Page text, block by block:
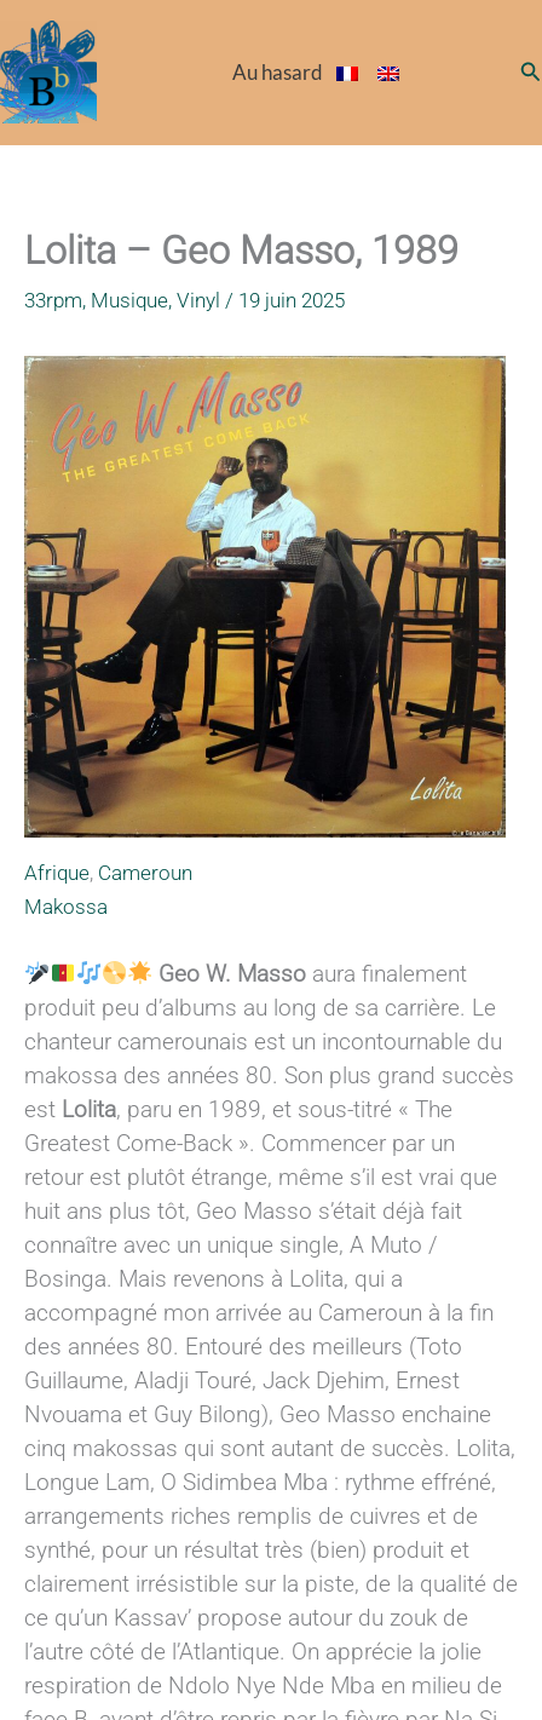
au
contenu
Au hasard
Lolita – Geo Masso, 1989
33rpm, Musique, Vinyl / 19 juin 2025
Afrique, Cameroun
Makossa
Geo W. Masso aura finalement
produit peu d’albums au long de sa carrière. Le
chanteur camerounais est un incontournable du
makossa des années 80. Son plus grand succès
est Lolita, paru en 1989, et sous-titré « The
Greatest Come-Back ». Commencer par un
retour est plutôt étrange, même s’il est vrai que
huit ans plus tôt, Geo Masso s’était déjà fait
connaître avec un unique single, A Muto /
Bosinga. Mais revenons à Lolita, qui a
accompagné mon arrivée au Cameroun à la fin
des années 80. Entouré des meilleurs (Toto
Guillaume, Aladji Touré, Jack Djehim, Ernest
Nvouama et Guy Bilong), Geo Masso enchaine
cinq makossas qui sont autant de succès. Lolita,
Longue Lam, O Sidimbea Mba : rythme effréné,
arrangements riches remplis de cuivres et de
synthé, pour un résultat très (bien) produit et
clairement irrésistible sur la piste, de la qualité de
ce qu’un Kassav’ propose autour du zouk de
l’autre côté de l’Atlantique. On apprécie la jolie
respiration de Ndolo Nye Nde Mba en milieu de